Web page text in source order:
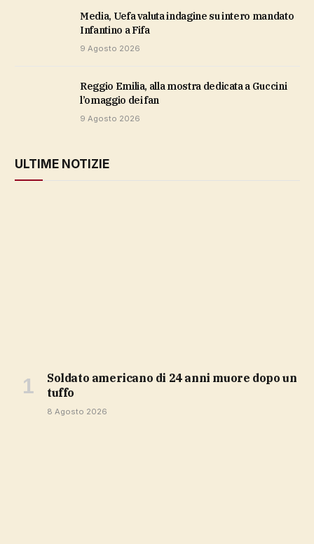
Media, Uefa valuta indagine su intero mandato
Infantino a Fifa
9 Agosto 2026
Reggio Emilia, alla mostra dedicata a Guccini
l’omaggio dei fan
9 Agosto 2026
ULTIME NOTIZIE
soldato americano di 24 anni muore dopo un
tuffo
8 Agosto 2026